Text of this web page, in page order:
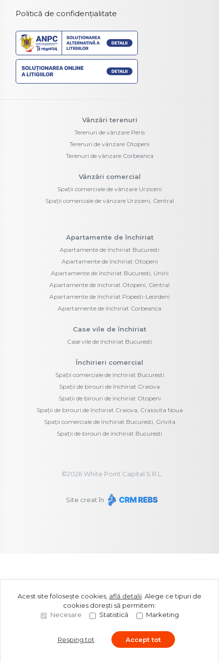
Politică de confidențialitate
Vânzări terenuri
Terenuri de vânzare Peris
Terenuri de vânzare Otopeni
Terenuri de vânzare Corbeanca
Vânzări comercial
Spații comerciale de vânzare Urziceni
Spații comerciale de vânzare Urziceni, Central
Apartamente de închiriat
Apartamente de închiriat Bucuresti
Apartamente de închiriat Otopeni
Apartamente de închiriat Bucuresti, Unirii
Apartamente de închiriat Otopeni, Central
Apartamente de închiriat Popesti-Leordeni
Apartamente de închiriat Corbeanca
Case vile de închiriat
Case vile de închiriat Bucuresti
Închirieri comercial
Spații comerciale de închiriat Bucuresti
Spații de birouri de închiriat Craiova
Spații de birouri de închiriat Otopeni
Spații de birouri de închiriat Craiova, Craiovita Noua
Spații comerciale de închiriat Bucuresti, Grivita
Spații de birouri de închiriat Bucuresti
©2026White Point Capital S.R.L.
Site creat în
Acest site folosește cookies, află detalii Alege ce tipuri de
cookies dorești să permitem:
Necesare
Statistică Marketing
Resping tot Accept tot